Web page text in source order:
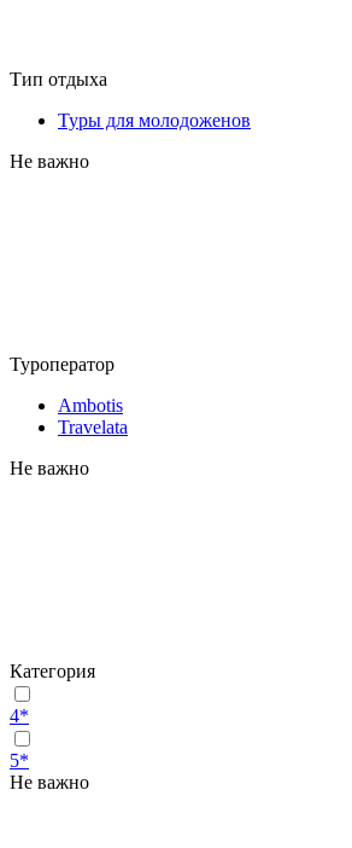
Тип отдыха
Туры для молодоженов
Не важно
Туроператор
Ambotis
Travelata
Не важно
Категория
4*
5*
Не важно